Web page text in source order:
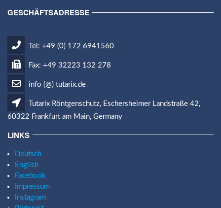
GESCHÄFTSADRESSE
Tel: +49 (0) 172 6941560
Fax: +49 32223 132 278
info (@) tutarix.de
Tutarix Röntgenschutz, Eschersheimer Landstraße 42,
60322 Frankfurt am Main, Germany
LINKS
Deutsch
English
Facebook
Impressum
Instagram